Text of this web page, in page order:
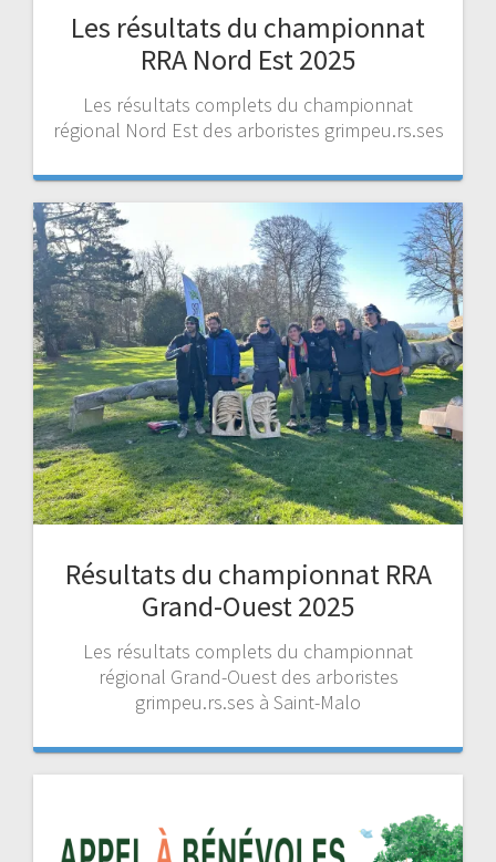
Les résultats du championnat
RRA Nord Est 2025
Les résultats complets du championnat
régional Nord Est des arboristes grimpeu.rs.ses
Résultats du championnat RRA
Grand-Ouest 2025
Les résultats complets du championnat
régional Grand-Ouest des arboristes
grimpeu.rs.ses à Saint-Malo